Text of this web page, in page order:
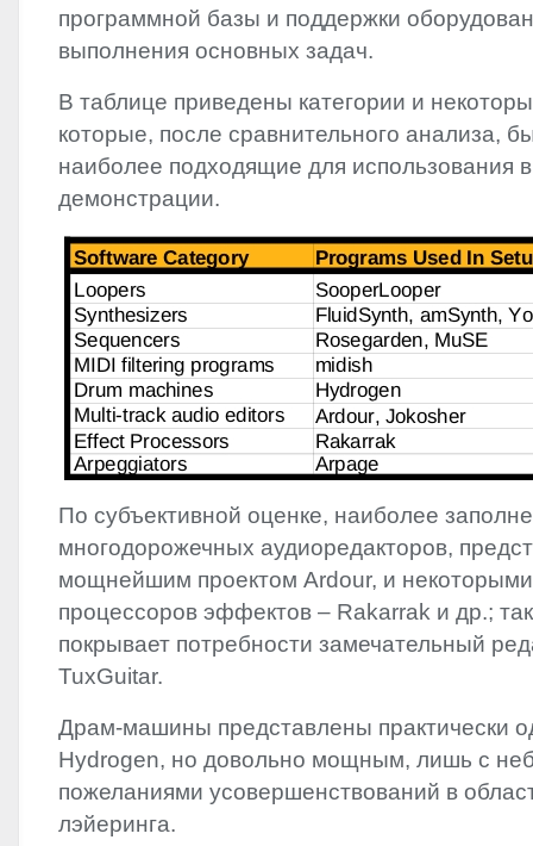
программной базы и поддержки
выполнения основных задач.
В таблице приведены категории и
которые, после сравнительного анализа,
наиболее подходящие для использования
демонстрации.
По субъективной оценке, наиболее
многодорожечных аудиоредакторов,
мощнейшим проектом Ardour, и
процессоров эффектов – Rakarrak и др.;
покрывает потребности замечательный
TuxGuitar.
Драм-машины представлены практически
Hydrogen, но довольно мощным, лишь с
пожеланиями усовершенствований в
лэйеринга.